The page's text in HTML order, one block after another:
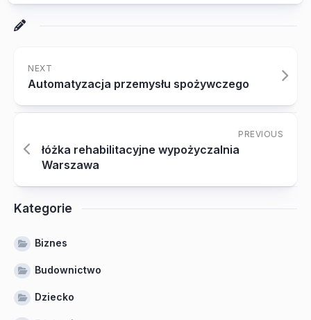
NEXT
Automatyzacja przemysłu spożywczego
PREVIOUS
łóżka rehabilitacyjne wypożyczalnia
Warszawa
Kategorie
Biznes
Budownictwo
Dziecko